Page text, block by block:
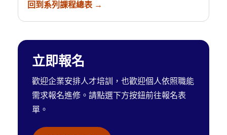
回到系列課程總表 →
立即報名
歡迎企業安排人才培訓，也歡迎個人依照職能
需求報名進修。請點選下方按鈕前往報名表
單。